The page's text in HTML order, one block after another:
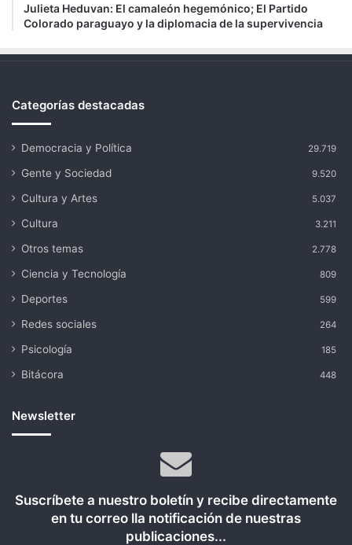
Julieta Heduvan: El camaleón hegemónico; El Partido
Colorado paraguayo y la diplomacia de la supervivencia
Categorías destacadas
Democracia y Política 29.719
Gente y Sociedad 9.520
Cultura y Artes 5.037
Cultura 3.211
Otros temas 2.778
Ciencia y Tecnología 809
Deportes 599
Redes sociales 264
Psicología 185
Bitácora 448
Newsletter
Suscríbete a nuestro boletín y recibe directamente
en tu correo lla notificación de nuestras
publicaciones...